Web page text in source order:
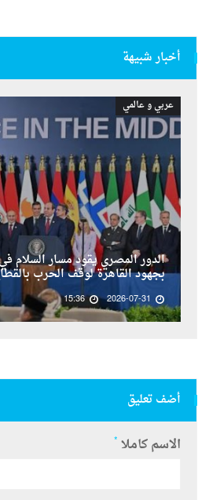
أخبار شبيهة
عربي و عالمي
الدور المصري يقود مسار السلام
بجهود القاهرة لوقف الحرب
2026-07-31
15:36
أضف تعليق
الاسم كاملا *